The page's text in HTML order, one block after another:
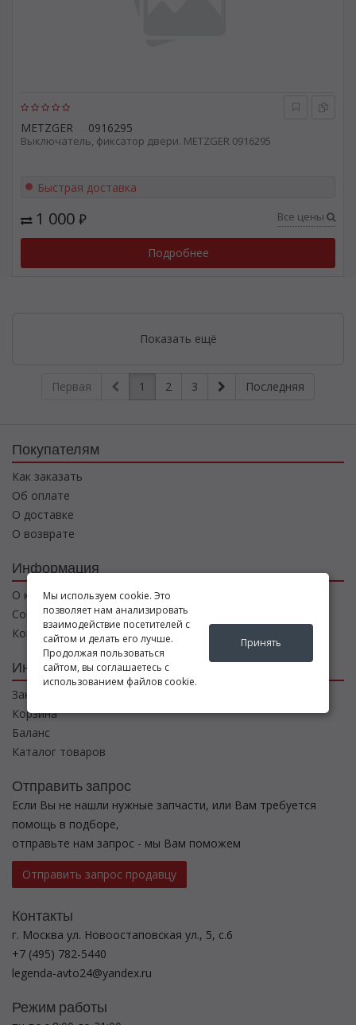
METZGER 0916295
Выключатель, фиксатор двери. METZGER 0916295
Быстрая доставка
1 000 ₽ Все цены
Подробнее
Показать ещё
Первая 1 2 3 Последняя
Покупателям
Как заказать
Об оплате
О доставке
О возврате
Информация
О компании
Соглашение
Контакты
Интернет магазин
Заказы
Корзина
Баланс
Каталог товаров
Отправить запрос
Если Вы не нашли нужные запчасти, или Вам требуется
помощь в подборе,
отправьте нам запрос - мы Вам поможем
Отправить запрос продавцу
Контакты
г. Москва ул. Новоостаповская ул., 5, с.6
+7 (495) 782-5440
legenda-avto24@yandex.ru
Режим работы
Мы используем cookie. Это
позволяет нам анализировать
взаимодействие посетителей с
сайтом и делать его лучше.
Продолжая пользоваться
сайтом, вы соглашаетесь с
использованием файлов cookie.
Принять